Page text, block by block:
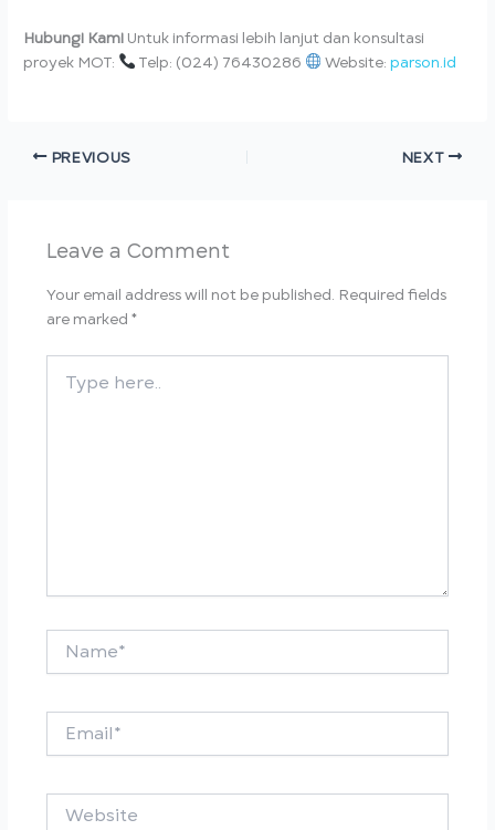
Hubungi Kami Untuk informasi lebih lanjut dan konsultasi
proyek MOT:
Telp: (024) 76430286 Website:parson.id
PREVIOUS NEXT
Leave a Comment
Your email address will not be published. Required fields
are marked *
here..